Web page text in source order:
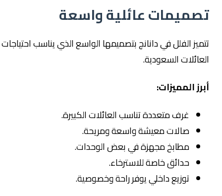
تصميمات عائلية واسعة
تتميز الفلل في دانانج بتصميمها الواسع الذي يناسب احتياجات
العائلات السعودية.
أبرز المميزات:
غرف متعددة تناسب العائلات الكبيرة.
صالات معيشة واسعة ومريحة.
مطابخ مجهزة في بعض الوحدات.
حدائق خاصة للاسترخاء.
توزيع داخلي يوفر راحة وخصوصية.